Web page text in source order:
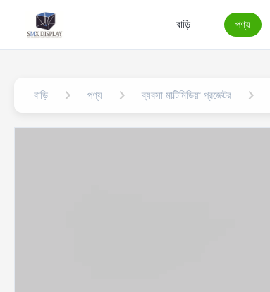
বাড়ি পণ্য
বাড়ি পণ্য ব্যবসা মাল্টিমিডিয়া প্রজেক্টর